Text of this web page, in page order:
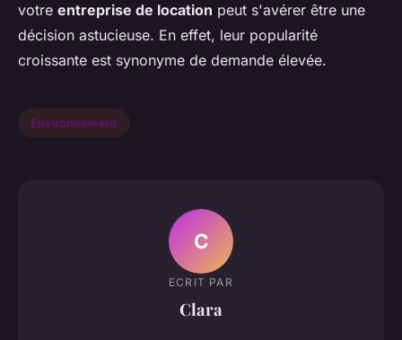
votre entreprise de location peut s'avérer être une
décision astucieuse. En effet, leur popularité
croissante est synonyme de demande élevée.
Environnement
C
ECRIT PAR
Clara